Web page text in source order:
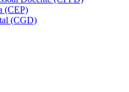
(CEP)
(CGD)